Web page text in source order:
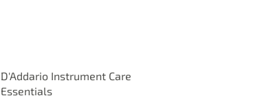
D'Addario Instrument Care
Essentials